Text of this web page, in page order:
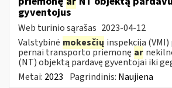
gyventojus
Web turinio sąrašas 2023-04-12
Valstybinė mokesčių inspekcija
pernai transporto priemonę ar
(NT) objektą pardavę gyventojai iki
Metai: 2023 Pagrindinis: Naujiena